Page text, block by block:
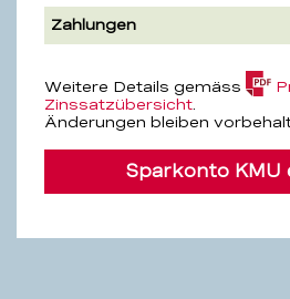
Zahlungen
Weitere Details gemäss
Zinssatzübersicht
Änderungen bleiben
Sparkonto KMU